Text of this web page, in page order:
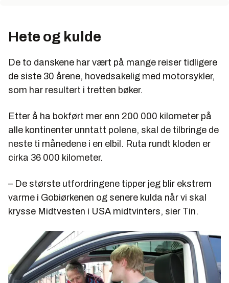
Hete og kulde
De to danskene har vært på mange reiser tidligere
de siste 30 årene, hovedsakelig med motorsykler,
som har resultert i tretten bøker.
Etter å ha bokført mer enn 200 000 kilometer på
alle kontinenter unntatt polene, skal de tilbringe de
neste ti månedene i en elbil. Ruta rundt kloden er
cirka 36 000 kilometer.
– De største utfordringene tipper jeg blir ekstrem
varme i Gobiørkenen og senere kulda når vi skal
krysse Midtvesten i USA midtvinters, sier Tin.